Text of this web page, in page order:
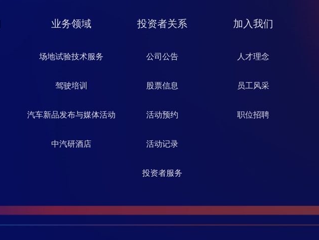
业务领域
场地试验技术服务
驾驶培训
汽车新品发布与媒体活动
中汽研酒店
投资者关系
公司公告
股票信息
活动预约
活动记录
投资者服务
加入我们
人才理念
员工风采
职位招聘